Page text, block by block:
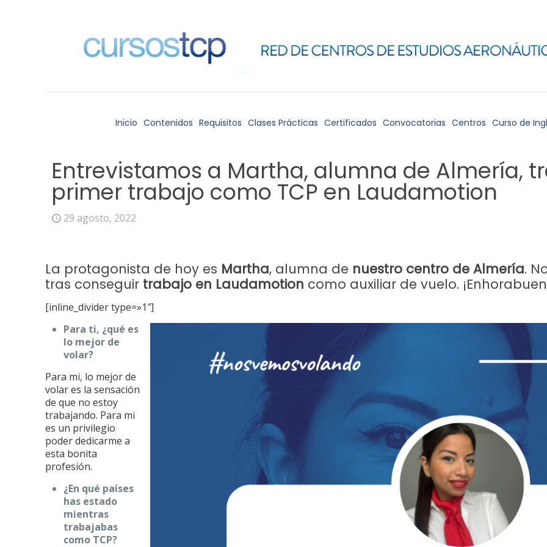
Inicio Contenidos Requisitos Clases Prácticas Certificados Convocatorias Centros Curso de
Entrevistamos a Martha, alumna de Almería,
primer trabajo como TCP en Laudamotion
29 agosto, 2022
La protagonista de hoy es Martha, alumna de nuestro centro de Almería.
tras conseguir trabajo en Laudamotion como auxiliar de vuelo.
[inline_divider type=»1″]
Para ti, ¿qué es
lo mejor de
volar?
Para mi, lo mejor de
volar es la sensación
de que no estoy
trabajando. Para mi
es un privilegio
poder dedicarme a
esta bonita
profesión.
¿En qué países
has estado
mientras
trabajabas
como TCP?